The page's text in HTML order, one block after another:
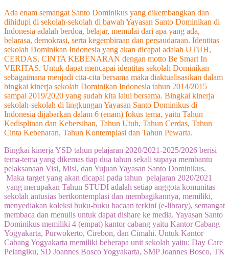
Ada enam semangat Santo Dominikus yang dikembangkan dan
dihidupi di sekolah-sekolah di bawah Yayasan Santo Dominikan di
Indonesia adalah berdoa, belajar, memulai dari apa yang ada,
belarasa, demokrasi, serta kegembiraan dan persaudaraan. Identitas
sekolah Dominikan Indonesia yang akan dicapai adalah UTUH,
CERDAS, CINTA KEBENARAN dengan motto Be Smart In
VERITAS. Untuk dapat mencapai identitas sekolah Dominikan
sebagaimana menjadi cita-cita bersama maka diaktualisasikan dalam
bingkai kinerja sekolah Dominikan Indonesia tahun 2014/2015
sampai 2019/2020 yang sudah kita lalui bersama. Bingkai kinerja
sekolah-sekolah di lingkungan Yayasan Santo Dominikus di
Indonesia dijabarkan dalam 6 (enam) fokus tema, yaitu Tahun
Kedisplinan dan Kebersihan, Tahun Utuh, Tahun Cerdas, Tahun
Cinta Kebenaran, Tahun Kontemplasi dan Tahun Pewarta.
Bingkai kinerja YSD tahun pelajaran 2020/2021-2025/2026 berisi
tema-tema yang dikemas tiap dua tahun sekali supaya membantu
pelaksanaan Visi, Misi, dan Yujuan Yayasan Santo Dominikus.
Maka target yang akan dicapai pada tahun pelajaran 2020/2021
yang merupakan Tahun STUDI adalah setiap anggota komunitas
sekolah antusias bertkontemplasi dan membagikannya, memiliki,
menyediakan koleksi buku-buku bacaan terkini (e-library), semangat
membaca dan menulis untuk dapat dishare ke media. Yayasan Santo
Dominikus memiliki 4 (empat) kantor cabang yaitu Kantor Cabang
Yogyakarta, Purwokerto, Cirebon, dan Cimahi. Untuk Kantor
Cabang Yogyakarta memiliki beberapa unit sekolah yaitu: Day Care
Pelangiku, SD Joannes Bosco Yogyakarta, SMP Joannes Bosco, TK